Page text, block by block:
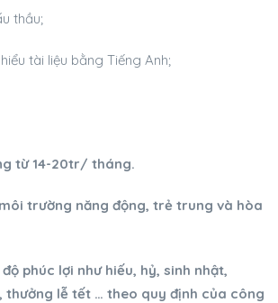
thầu;
tài liệu bằng Tiếng Anh;
từ 14-20tr/ tháng.
trường năng động, trẻ trung và hòa
phúc lợi như hiếu, hỷ, sinh nhật,
thưởng lễ tết … theo quy định của công